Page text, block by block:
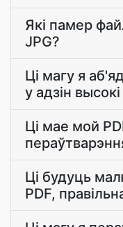
Які памер
JPG?
Ці магу я
у адзін
Ці мае мой
Ці будуць
PDF,